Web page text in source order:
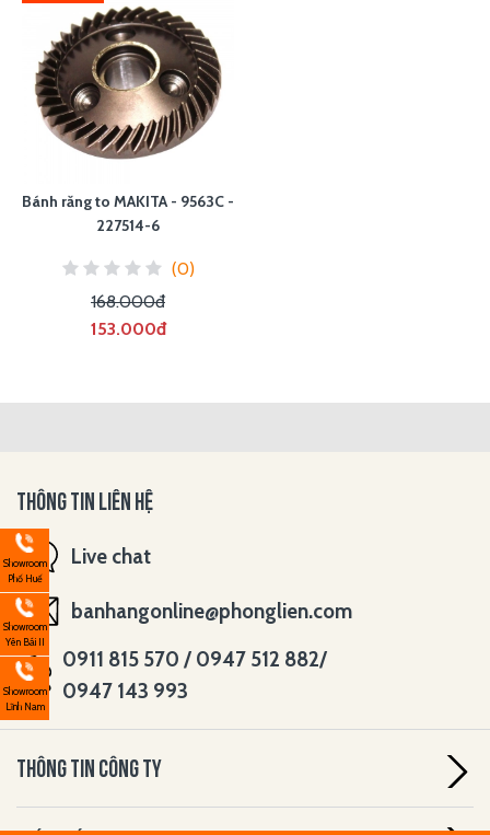
Showroom
Phố Huế
Showroom
Yên Bái II
Showroom
Lĩnh Nam
Bánh răng to MAKITA - 9563C -
227514-6
(0)
168.000đ
153.000đ
THÔNG TIN LIÊN HỆ
Live chat
banhangonline@phonglien.com
0911 815 570 / 0947 512 882/
0947 143 993
THÔNG TIN CÔNG TY